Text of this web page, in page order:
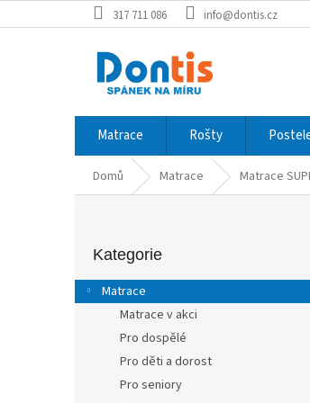
na
317 711 086 info@dontis.cz
Matrace Rošty
Domů Matrace Matrace
r
a
kategorie
Kategorie
Matrace
Matrace v akci
Pro dospělé
Pro děti a dorost
Pro seniory